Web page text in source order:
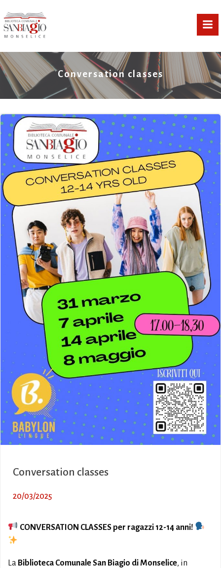
Conversation classes
Conversation classes
20/03/2025
CONVERSATION CLASSES per ragazzi 12-14 anni!
La Biblioteca Comunale San Biagio di Monselice, in